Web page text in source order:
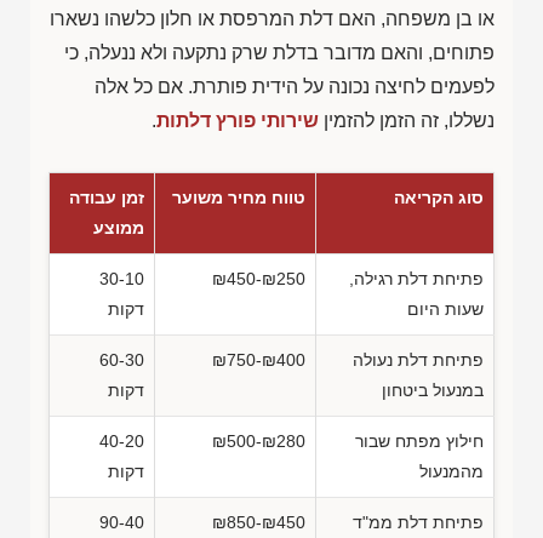
או בן משפחה, האם דלת המרפסת או חלון כלשהו נשארו
פתוחים, והאם מדובר בדלת שרק נתקעה ולא ננעלה, כי
לפעמים לחיצה נכונה על הידית פותרת. אם כל אלה
נשללו, זה הזמן להזמין שירותי פורץ דלתות.
סוג הקריאה טווח מחיר משוער
זמן עבודה
ממוצע
פתיחת דלת רגילה,
שעות היום
₪450-₪250
30-10
דקות
פתיחת דלת נעולה
במנעול ביטחון
₪750-₪400
60-30
דקות
חילוץ מפתח שבור
מהמנעול
₪500-₪280
40-20
דקות
פתיחת דלת ממ"ד ₪850-₪450
90-40